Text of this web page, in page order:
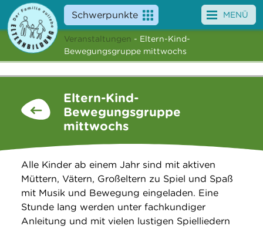
Schwerpunkte
Angebote
News
Suche
MENÜ
Veranstaltungen - Eltern-Kind-
Bewegungsgruppe mittwochs
Eltern-Kind-
Bewegungsgruppe
mittwochs
Alle Kinder ab einem Jahr sind mit aktiven
Müttern, Vätern, Großeltern zu Spiel und Spaß
mit Musik und Bewegung eingeladen. Eine
Stunde lang werden unter fachkundiger
Anleitung und mit vielen lustigen Spielliedern